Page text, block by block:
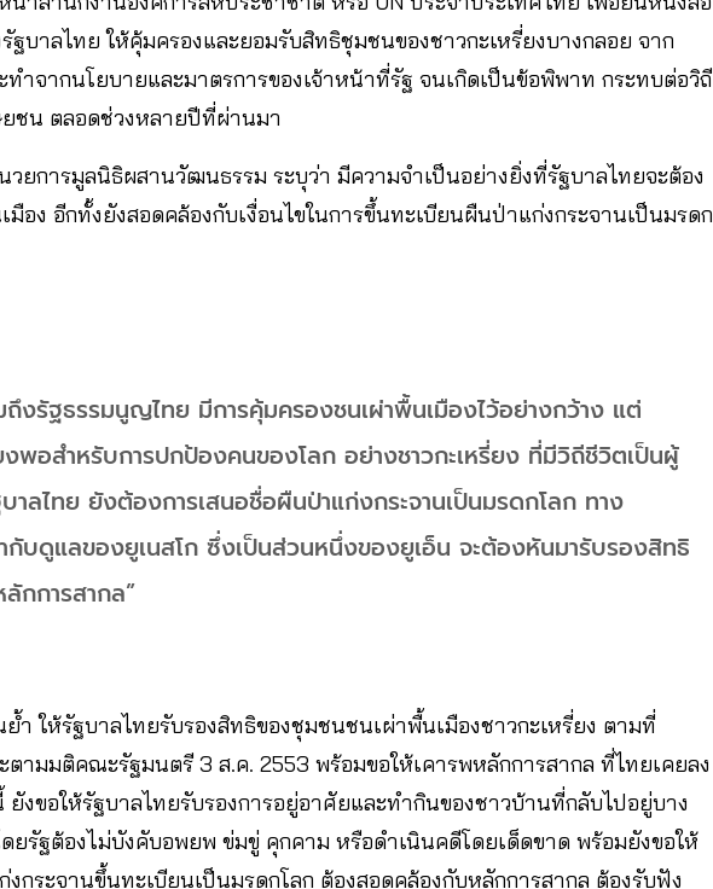
ฐบาลไทย ให้คุ้มครองและยอมรับสิทธิชุมชนของชาวกะเหรี่ยงบางกลอย จาก
จากนโยบายและมาตรการของเจ้าหน้าที่รัฐ จนเกิดเป็นข้อพิพาท กระทบต่อวิถี
ชน ตลอดช่วงหลายปีที่ผ่านมา
วยการมูลนิธิผสานวัฒนธรรม ระบุว่า มีความจำเป็นอย่างยิ่งที่รัฐบาลไทยจะต้อง
มือง อีกทั้งยังสอดคล้องกับเงื่อนไขในการขึ้นทะเบียนผืนป่าแก่งกระจานเป็นมรดก
งรัฐธรรมนูญไทย มีการคุ้มครองชนเผ่าพื้นเมืองไว้อย่างกว้าง แต่
พอสำหรับการปกป้องคนของโลก อย่างชาวกะเหรี่ยง ที่มีวิถีชีวิตเป็นผู้
าลไทย ยังต้องการเสนอชื่อผืนป่าแก่งกระจานเป็นมรดกโลก ทาง
กับดูแลของยูเนสโก ซึ่งเป็นส่วนหนึ่งของยูเอ็น จะต้องหันมารับรองสิทธิ
กการสากล”
ำ ให้รัฐบาลไทยรับรองสิทธิของชุมชนชนเผ่าพื้นเมืองชาวกะเหรี่ยง ตามที่
ามมติคณะรัฐมนตรี 3 ส.ค. 2553 พร้อมขอให้เคารพหลักการสากล ที่ไทยเคยลง
ยังขอให้รัฐบาลไทยรับรองการอยู่อาศัยและทำกินของชาวบ้านที่กลับไปอยู่บาง
ยรัฐต้องไม่บังคับอพยพ ข่มขู่ คุกคาม หรือดำเนินคดีโดยเด็ดขาด พร้อมยังขอให้
กระจานขึ้นทะเบียนเป็นมรดกโลก ต้องสอดคล้องกับหลักการสากล ต้องรับฟัง